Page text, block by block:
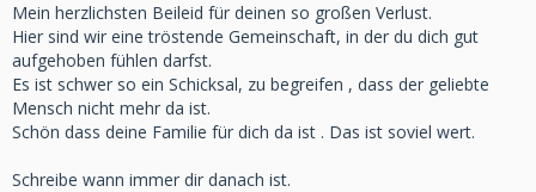
Mein herzlichsten Beileid für deinen so großen Verlust.
Hier sind wir eine tröstende Gemeinschaft, in der du dich gut
aufgehoben fühlen darfst.
Es ist schwer so ein Schicksal, zu begreifen , dass der geliebte
Mensch nicht mehr da ist.
Schön dass deine Familie für dich da ist . Das ist soviel wert.
Schreibe wann immer dir danach ist.